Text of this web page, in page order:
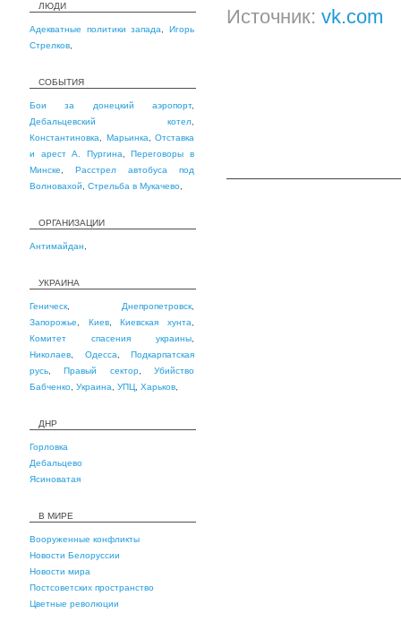
ЛЮДИ
Адекватные политики запада ,Игорь
Стрелков
СОБЫТИЯ
Бои за донецкий аэропорт,
Дебальцевский котел
Константиновка
Марьинка
Отставка
и арест А. Пургина ,Переговоры в
Минске
Расстрел автобуса под
Волновахой
Стрельба в Мукачево
ОРГАНИЗАЦИИ
Антимайдан
УКРАИНА
Геническ Днепропетровск
Запорожье
Киев,Киевская хунта
Комитет спасения украины
Николаев
Одесса
Подкарпатская
русь ,Правый сектор,Убийство
Бабченко Украина УПЦ Харьков
ДНР
Горловка
Дебальцево
Ясиноватая
В МИРЕ
Вооруженные конфликты
Новости Белоруссии
Новости мира
Постсоветских пространство
Цветные революции
Источник: vk.com